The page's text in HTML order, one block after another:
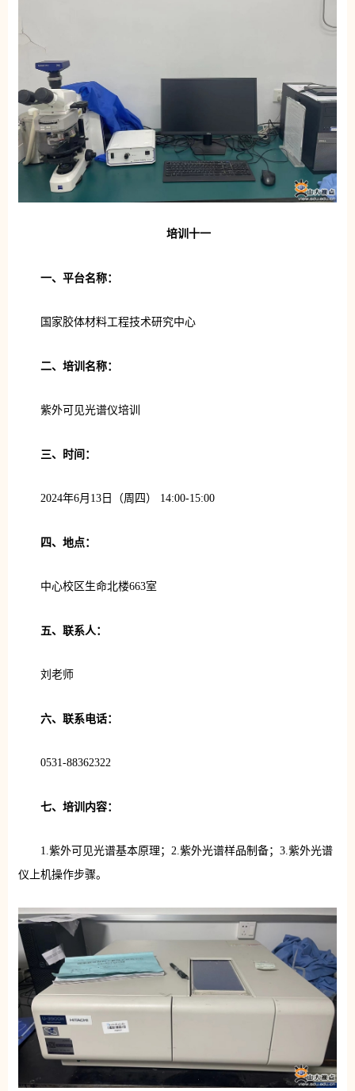
培训十一
一、平台名称：
国家胶体材料工程技术研究中心
二、培训名称：
紫外可见光谱仪培训
三、时间：
2024年6月13日（周四） 14:00-15:00
四、地点：
中心校区生命北楼663室
五、联系人：
刘老师
六、联系电话：
0531-88362322
七、培训内容：
1.紫外可见光谱基本原理；2.紫外光谱样品制备；3.紫外光谱
仪上机操作步骤。